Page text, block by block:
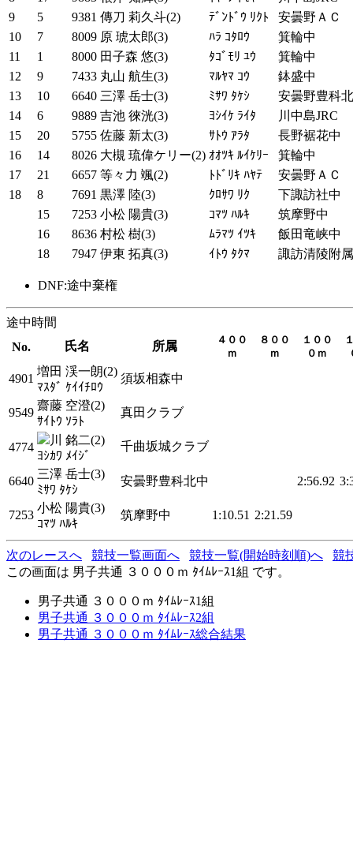
9
5 9381 傳刀 莉久斗(2) ﾃﾞﾝﾄﾞｳ ﾘｸﾄ
安曇野ＡＣ
10
7 8009 原 琥太郎(3) ﾊﾗ ｺﾀﾛｳ
箕輪中
11
1 8000 田子森 悠(3) ﾀｺﾞﾓﾘ ﾕｳ
箕輪中
12
9 7433 丸山 航生(3) ﾏﾙﾔﾏ ｺｳ
鉢盛中
13
10 6640 三澤 岳士(3) ﾐｻﾜ ﾀｹｼ
安曇野豊科
14
6 9889 吉池 徠洸(3) ﾖｼｲｹ ﾗｲﾀ
川中島JRC
15
20 5755 佐藤 新太(3) ｻﾄｳ ｱﾗﾀ
長野裾花中
16
14 8026 大槻 琉偉ケリー(2) ｵｵﾂｷ ﾙｲｹﾘｰ
箕輪中
17
21 6657 等々力 颯(2) ﾄﾄﾞﾘｷ ﾊﾔﾃ
安曇野ＡＣ
18
8 7691 黒澤 陸(3) ｸﾛｻﾜ ﾘｸ
下諏訪社中
15
7253 小松 陽貴(3) ｺﾏﾂ ﾊﾙｷ
筑摩野中
16
8636 村松 樹(3) ﾑﾗﾏﾂ ｲﾂｷ
飯田竜峡中
18
7947 伊東 拓真(3) ｲﾄｳ ﾀｸﾏ 諏訪清陵附
DNF:途中棄権
途中時間
No.
氏名 所属
４００
ｍ
８００
ｍ
１００
０ｍ
4901
増田 渓一朗(2)
ﾏｽﾀﾞ ｹｲｲﾁﾛｳ
須坂相森中
9549
齋藤 空澄(2)
ｻｲﾄｳ ｿﾗﾄ
真田クラブ
4774
川 銘二(2)
ﾖｼｶﾜ ﾒｲｼﾞ
千曲坂城クラブ
6640
三澤 岳士(3)
ﾐｻﾜ ﾀｹｼ
安曇野豊科北中 2:56.92
7253
小松 陽貴(3)
ｺﾏﾂ ﾊﾙｷ
筑摩野中 1:10.51 2:21.59
次のレースへ 競技一覧画面へ 競技一覧(開始時刻順)へ
競
この画面は 男子共通 ３０００ｍ ﾀｲﾑﾚｰｽ1組 です。
男子共通 ３０００ｍ ﾀｲﾑﾚｰｽ1組
男子共通 ３０００ｍ ﾀｲﾑﾚｰｽ2組
男子共通 ３０００ｍ ﾀｲﾑﾚｰｽ総合結果